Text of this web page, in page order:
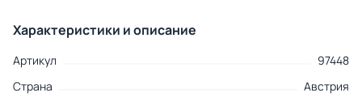
Характеристики и описание
Артикул
97448
Страна
Австрия